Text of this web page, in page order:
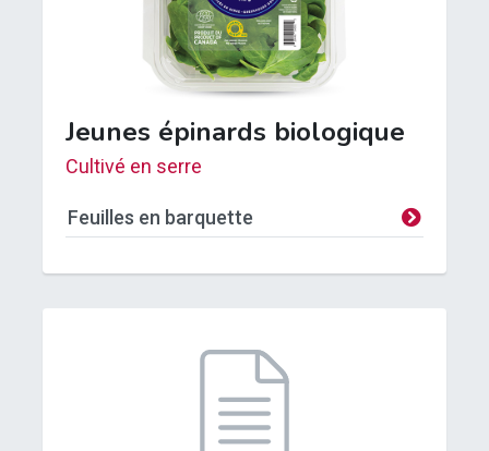
Jeunes épinards biologique
Cultivé en serre
Feuilles en barquette